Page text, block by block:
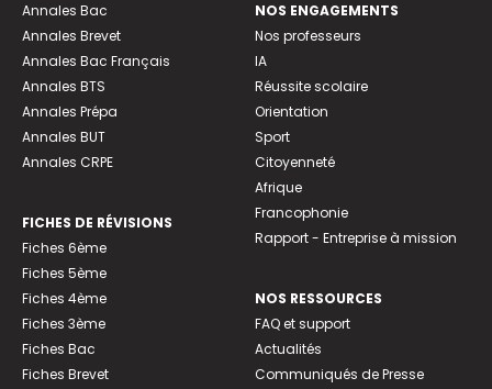
Annales Bac
Annales Brevet
Annales Bac Français
Annales BTS
Annales Prépa
Annales BUT
Annales CRPE
FICHES DE RÉVISIONS
Fiches 6ème
Fiches 5ème
Fiches 4ème
Fiches 3ème
Fiches Bac
Fiches Brevet
NOS ENGAGEMENTS
Nos professeurs
IA
Réussite scolaire
Orientation
Sport
Citoyenneté
Afrique
Francophonie
Rapport - Entreprise à mission
NOS RESSOURCES
FAQ et support
Actualités
Communiqués de Presse